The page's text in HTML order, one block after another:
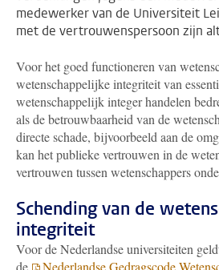
medewerker van de Universiteit
met de vertrouwenspersoon zijn
Voor het goed functioneren van
wetenschappelijke integriteit van
wetenschappelijk integer handelen
als de betrouwbaarheid van de
directe schade, bijvoorbeeld aan de
kan het publieke vertrouwen in de
vertrouwen tussen wetenschappers
Schending van de
integriteit
Voor de Nederlandse universiteiten
de
Nederlandse Gedragscode